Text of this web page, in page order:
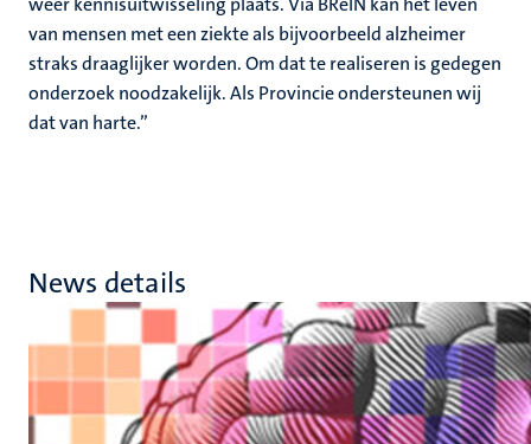
van mensen met een ziekte als bijvoorbeeld alzheimer
straks draaglijker worden. Om dat te realiseren is gedegen
onderzoek noodzakelijk. Als Provincie ondersteunen wij
dat van harte.”
News details